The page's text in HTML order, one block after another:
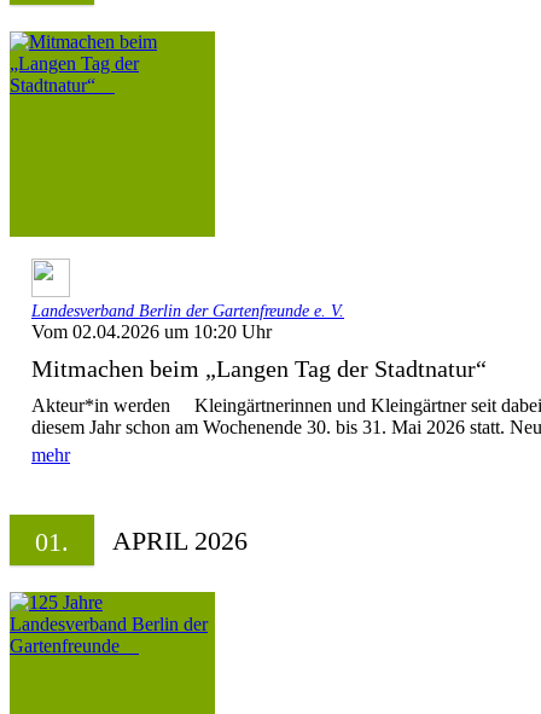
Landesverband Berlin der Gartenfreunde e. V.
Vom 02.04.2026 um 10:20 Uhr
Mitmachen beim „Langen Tag der Stadtnatur“
Akteur*in werden Kleingärtnerinnen und Kleingärtner seit
diesem Jahr schon am Wochenende 30. bis 31. Mai 2026 statt.
mehr
01. APRIL 2026